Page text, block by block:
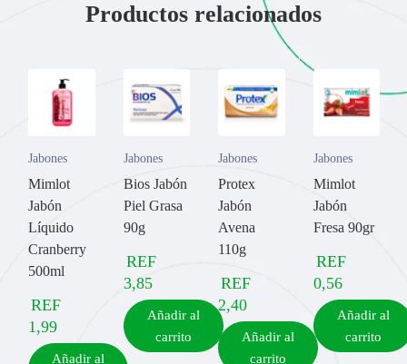
Productos relacionados
Jabones
Mimlot
Jabón
Líquido
Cranberry
500ml
REF
1,99
Añadir al
Jabones
Bios Jabón
Piel Grasa
90g
REF
3,85
Añadir al
carrito
Jabones
Protex
Jabón
Avena
110g
REF
2,40
Añadir al
carrito
Jabones
Mimlot
Jabón
Fresa 90gr
REF
0,56
Añadir al
carrito